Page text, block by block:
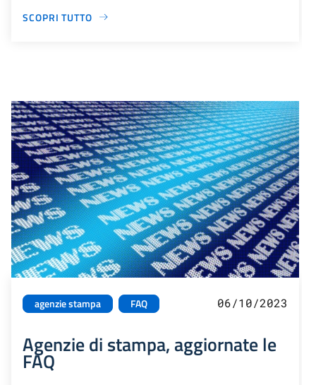
SCOPRI TUTTO
agenzie stampa FAQ 06/10/2023
Agenzie di stampa, aggiornate le
FAQ